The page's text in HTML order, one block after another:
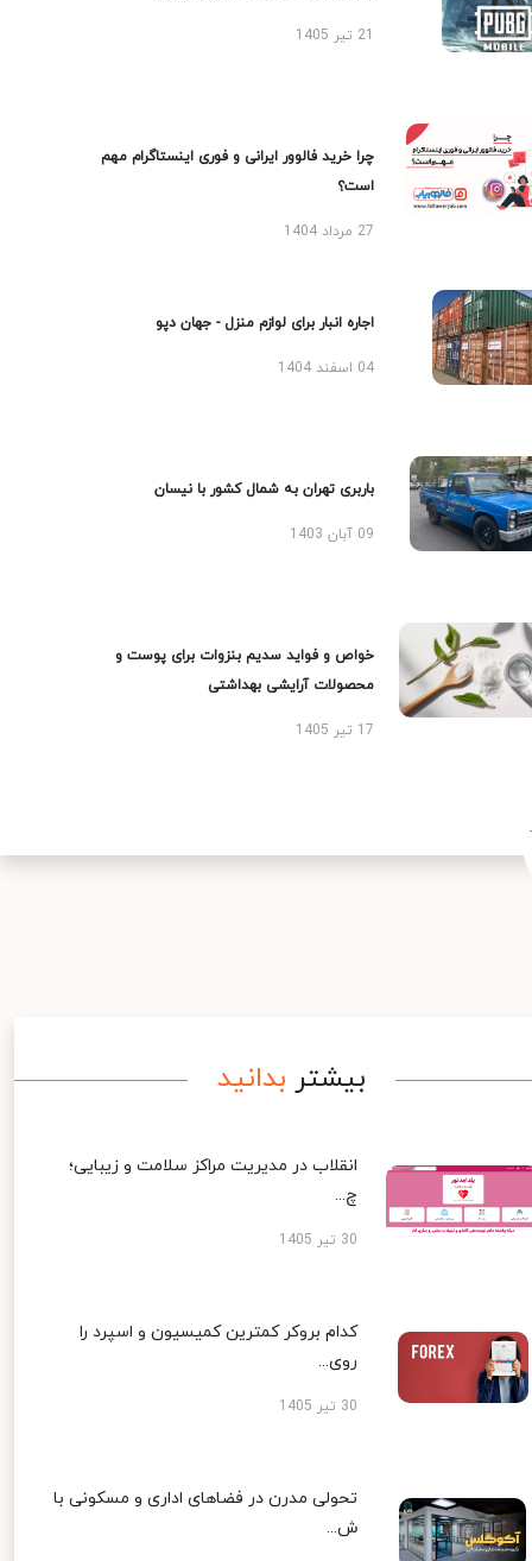
چرا خرید فالوور ایرانی و فوری اینستاگرام مهم
است؟
27 مرداد 1404
اجاره انبار برای لوازم منزل - جهان دپو
04 اسفند 1404
باربری تهران به شمال کشور با نیسان
09 آبان 1403
خواص و فواید سدیم بنزوات برای پوست و
محصولات آرایشی بهداشتی
17 تیر 1405
بیشتر بدانید
انقلاب در مدیریت مراکز سلامت و زیبایی؛
چ...
30 تیر 1405
کدام بروکر کمترین کمیسیون و اسپرد را
روی...
30 تیر 1405
تحولی مدرن در فضاهای اداری و مسکونی با
ش...